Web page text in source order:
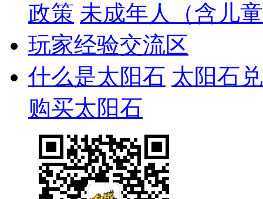
政策 未成年人（含儿
玩家经验交流区
什么是太阳石 太阳石
购买太阳石